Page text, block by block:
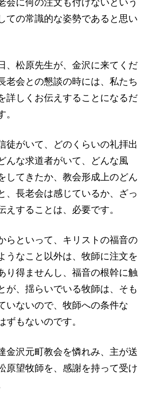
会に何の注文も付けないという
ての常識的な姿勢であると思い
、松原先生が、金沢に来てくだ
老会との懇談の時には、私たち
詳しくお伝えすることになるだ
。
徒がいて、どのくらいの礼拝出
んな求道者がいて、どんな風
してきたか、教会形成上のどん
、長老会は感じているか、ざっ
えすることは、必要です。
らといって、キリストの福音の
うなこと以外は、牧師に注文を
り得ませんし、福音の根幹に触
が、揺らいでいる牧師は、そも
いないので、牧師への条件な
ずもないのです。
金沢元町教会を憐れみ、主が送
原望牧師を、感謝を持って受け